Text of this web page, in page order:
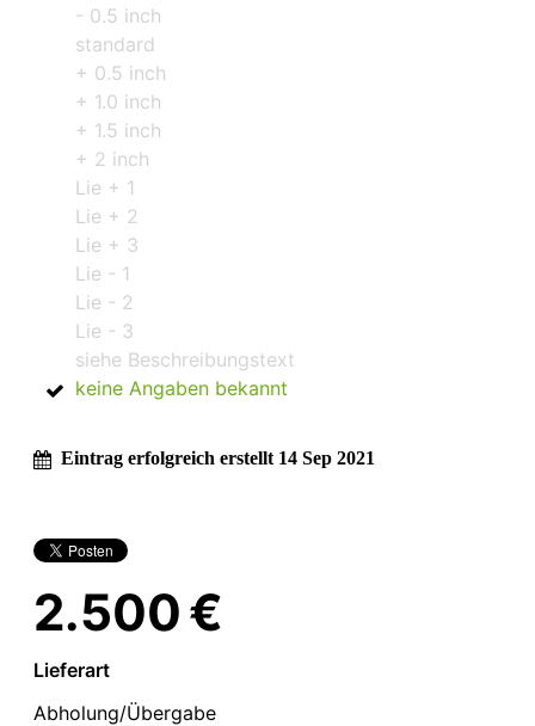
- 0.5 inch
standard
+ 0.5 inch
+ 1.0 inch
+ 1.5 inch
+ 2 inch
Lie + 1
Lie + 2
Lie + 3
Lie - 1
Lie - 2
Lie - 3
siehe Beschreibungstext
keine Angaben bekannt
Eintrag erfolgreich erstellt 14 Sep 2021
2.500 €
Lieferart
Abholung/Übergabe